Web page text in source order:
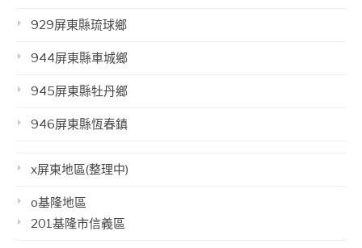
929屏東縣琉球鄉
944屏東縣車城鄉
945屏東縣牡丹鄉
946屏東縣恆春鎮
x屏東地區(整理中)
o基隆地區
201基隆市信義區